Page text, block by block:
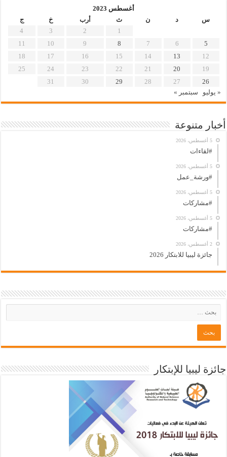
أغسطس 2023
س
د ن ث أرب خ
ج
1
2
3
4
5
6
7
8
9
10
11
12
13
14
15
16
17
18
19
20
21
22
23
24
25
26
27
28
29
30
31
« يوليو
سبتمبر »
أخبار متنوعة
5 أغسطس، 2026
#لقاءات
5 أغسطس، 2026
#ورشة_عمل
5 أغسطس، 2026
#مشاركات
5 أغسطس، 2026
#مشاركات
2 أغسطس، 2026
جائزة ليبيا للابتكار 2026
جائزة ليبيا للإبتكار